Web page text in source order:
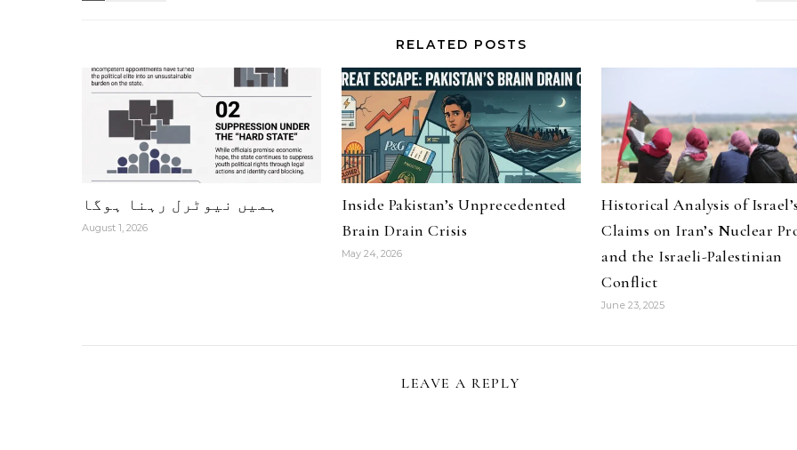
RELATED POSTS
ہمیں نیوٹرل رہنا ہوگا
August 1, 2026
Inside Pakistan’s Unprecedented
Brain Drain Crisis
May 24, 2026
Historical Analysis of
Claims on Iran’s Nuclear
and the Israeli-Palestinian
Conflict
June 23, 2025
LEAVE A REPLY